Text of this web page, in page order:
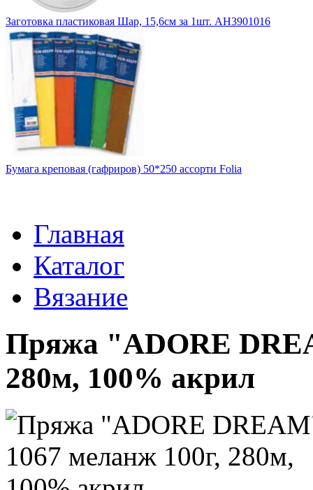
Заготовка пластиковая Шар, 15,6см за 1шт. АН3901016
Бумага креповая (гафриров) 50*250 ассорти Folia
Главная
Каталог
Вязание
Пряжа "ADORE
280м, 100% акрил